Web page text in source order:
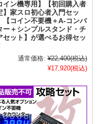
イン機専用】【初回購入者
】家スロ初心者入門セッ
コイン不要機＋A-コンバ
ー＋シンプルスタンド・チ
セット】が選べるお得セッ
通常価格: ¥22,400(税込)
¥17,920(税込)